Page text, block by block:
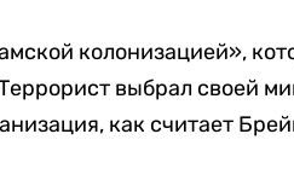
колонизацией»,
выбрал своей
как считает